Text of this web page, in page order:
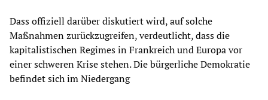
Dass offiziell darüber diskutiert wird, auf solche
Maßnahmen zurückzugreifen, verdeutlicht, dass die
kapitalistischen Regimes in Frankreich und Europa vor
einer schweren Krise stehen. Die bürgerliche Demokratie
befindet sich im Niedergang